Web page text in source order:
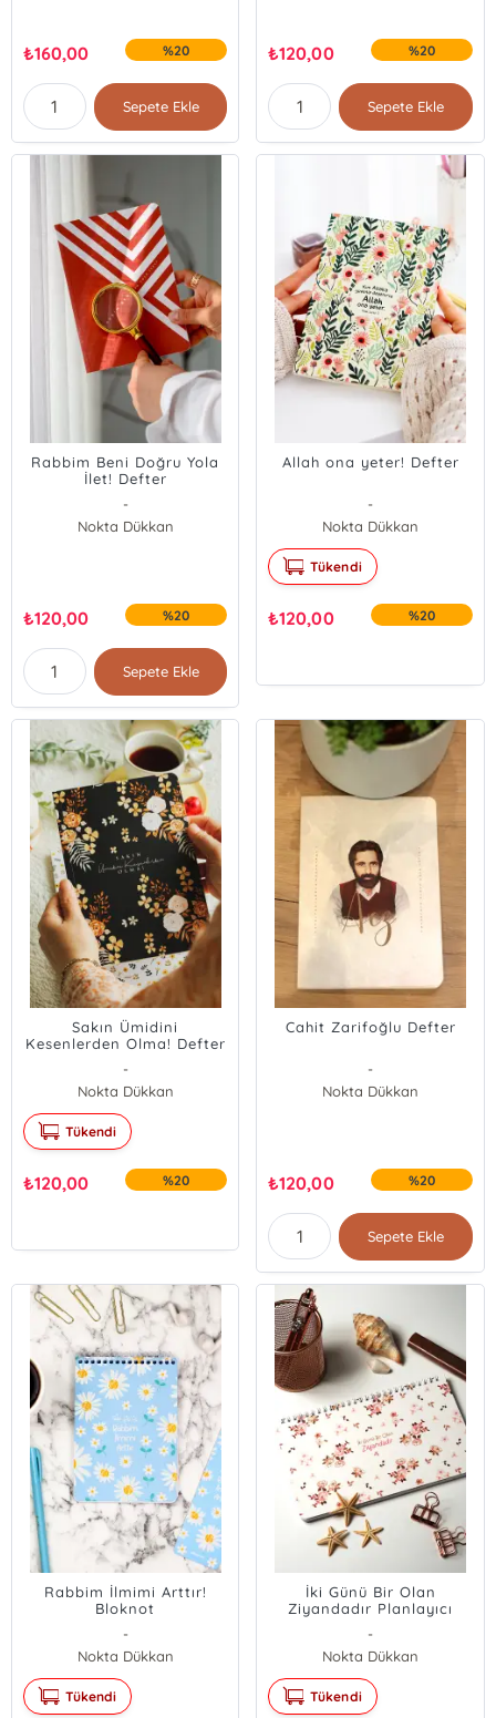
₺160,00 %20
Sepete Ekle
₺120,00 %20
Sepete Ekle
Rabbim Beni Doğru Yola
İlet! Defter
-
Nokta Dükkan
₺120,00 %20
Sepete Ekle
Allah ona yeter! Defter
-
Nokta Dükkan
Tükendi
₺120,00 %20
Sakın Ümidini
Kesenlerden Olma! Defter
-
Nokta Dükkan
Tükendi
₺120,00 %20
Cahit Zarifoğlu Defter
-
Nokta Dükkan
₺120,00 %20
Sepete Ekle
Rabbim İlmimi Arttır!
Bloknot
-
Nokta Dükkan
Tükendi
İki Günü Bir Olan
Ziyandadır Planlayıcı
-
Nokta Dükkan
Tükendi